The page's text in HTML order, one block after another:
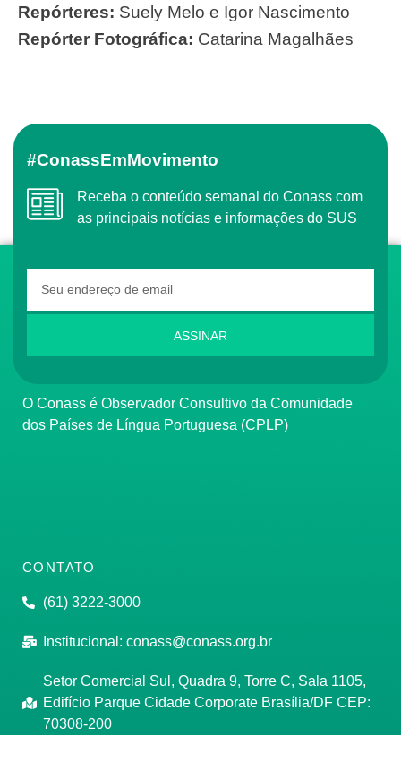
Repórteres: Suely Melo e Igor Nascimento
Repórter Fotográfica: Catarina Magalhães
#ConassEmMovimento
Receba o conteúdo semanal do Conass com
as principais notícias e informações do SUS
ASSINAR
O Conass é Observador Consultivo da Comunidade
dos Países de Língua Portuguesa (CPLP)
CONTATO
(61) 3222-3000
Institucional: conass@conass.org.br
Setor Comercial Sul, Quadra 9, Torre C, Sala 1105,
Edifício Parque Cidade Corporate Brasília/DF CEP:
70308-200